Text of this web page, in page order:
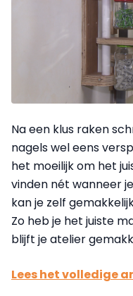
Na een klus raken
nagels wel eens
het moeilijk om het
vinden nét wanneer
kan je zelf
Zo heb je het juiste
blijft je atelier
Lees het volledige